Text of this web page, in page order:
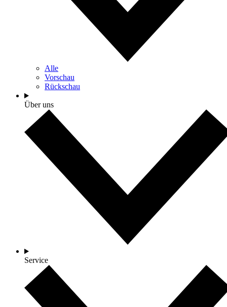
Alle
Vorschau
Rückschau
Über uns
Service